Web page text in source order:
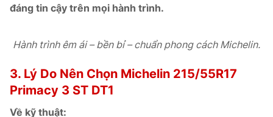
đáng tin cậy trên mọi hành trình.
Hành trình êm ái – bền bỉ – chuẩn phong cách Michelin.
3. Lý Do Nên Chọn Michelin 215/55R17
Primacy 3 ST DT1
Về kỹ thuật: